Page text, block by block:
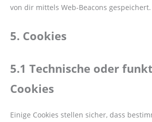
von dir mittels Web-Beacons gespeichert.
5. Cookies
5.1 Technische oder
Cookies
Einige Cookies stellen sicher, dass